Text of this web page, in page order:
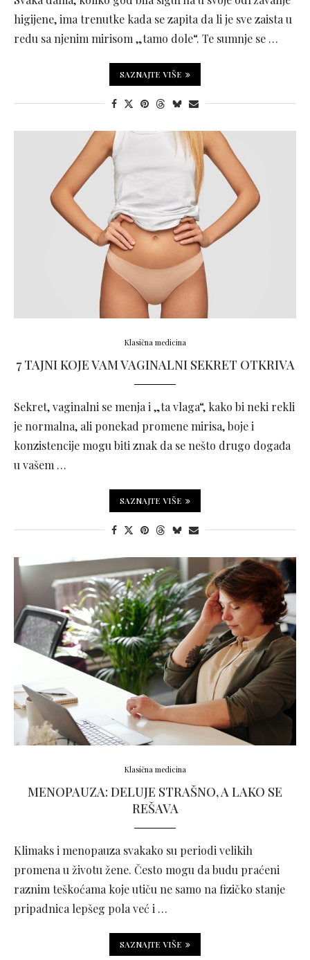
higijene, ima trenutke kada se zapita da li je sve zaista u
redu sa njenim mirisom „tamo dole“. Te sumnje se …
SAZNAJTE VIŠE
Klasična medicina
7 TAJNI KOJE VAM VAGINALNI SEKRET OTKRIVA
Sekret, vaginalni se menja i „ta vlaga“, kako bi neki rekli
je normalna, ali ponekad promene mirisa, boje i
konzistencije mogu biti znak da se nešto drugo događa
u vašem …
SAZNAJTE VIŠE
Klasična medicina
MENOPAUZA: DELUJE STRAŠNO, A LAKO SE
REŠAVA
Klimaks i menopauza svakako su periodi velikih
promena u životu žene. Često mogu da budu praćeni
raznim teškoćama koje utiču ne samo na fizičko stanje
pripadnica lepšeg pola već i …
SAZNAJTE VIŠE